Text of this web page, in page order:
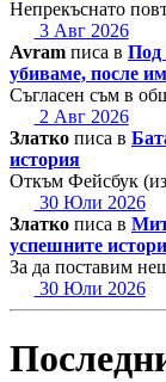
Непрекъснато
3 Авг 2026
Avram писа в Под
убиваме, после
Съгласен съм в
2 Авг 2026
Златко писа в
история
Откъм Фейсбук
30 Юли 2026
Златко писа в
успешните
За да поставим
30 Юли 2026